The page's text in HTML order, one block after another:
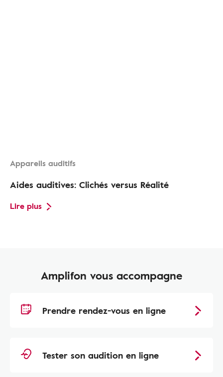
Appareils auditifs
Aides auditives: Clichés versus Réalité
Lire plus
Amplifon vous accompagne
Prendre rendez-vous en ligne
Tester son audition en ligne